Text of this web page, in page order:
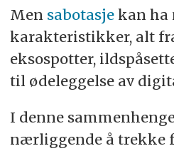
Men sabotasjekan ha
karakteristikker, alt
eksospotter,
til ødeleggelse av
I denne
nærliggende å trekke